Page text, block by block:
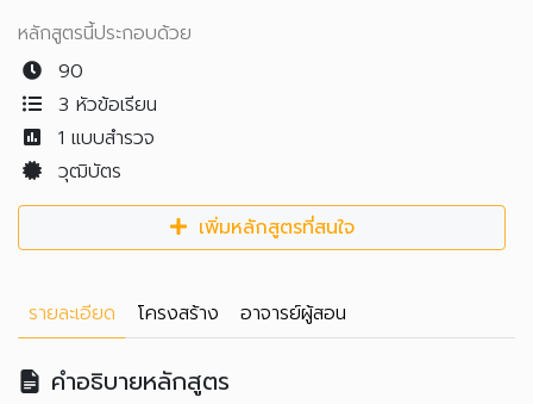
หลักสูตรนี้ประกอบด้วย
90
3 หัวข้อเรียน
1 แบบสำรวจ
วุฒิบัตร
เพิ่มหลักสูตรที่สนใจ
รายละเอียด โครงสร้าง อาจารย์ผู้สอน
คำอธิบายหลักสูตร